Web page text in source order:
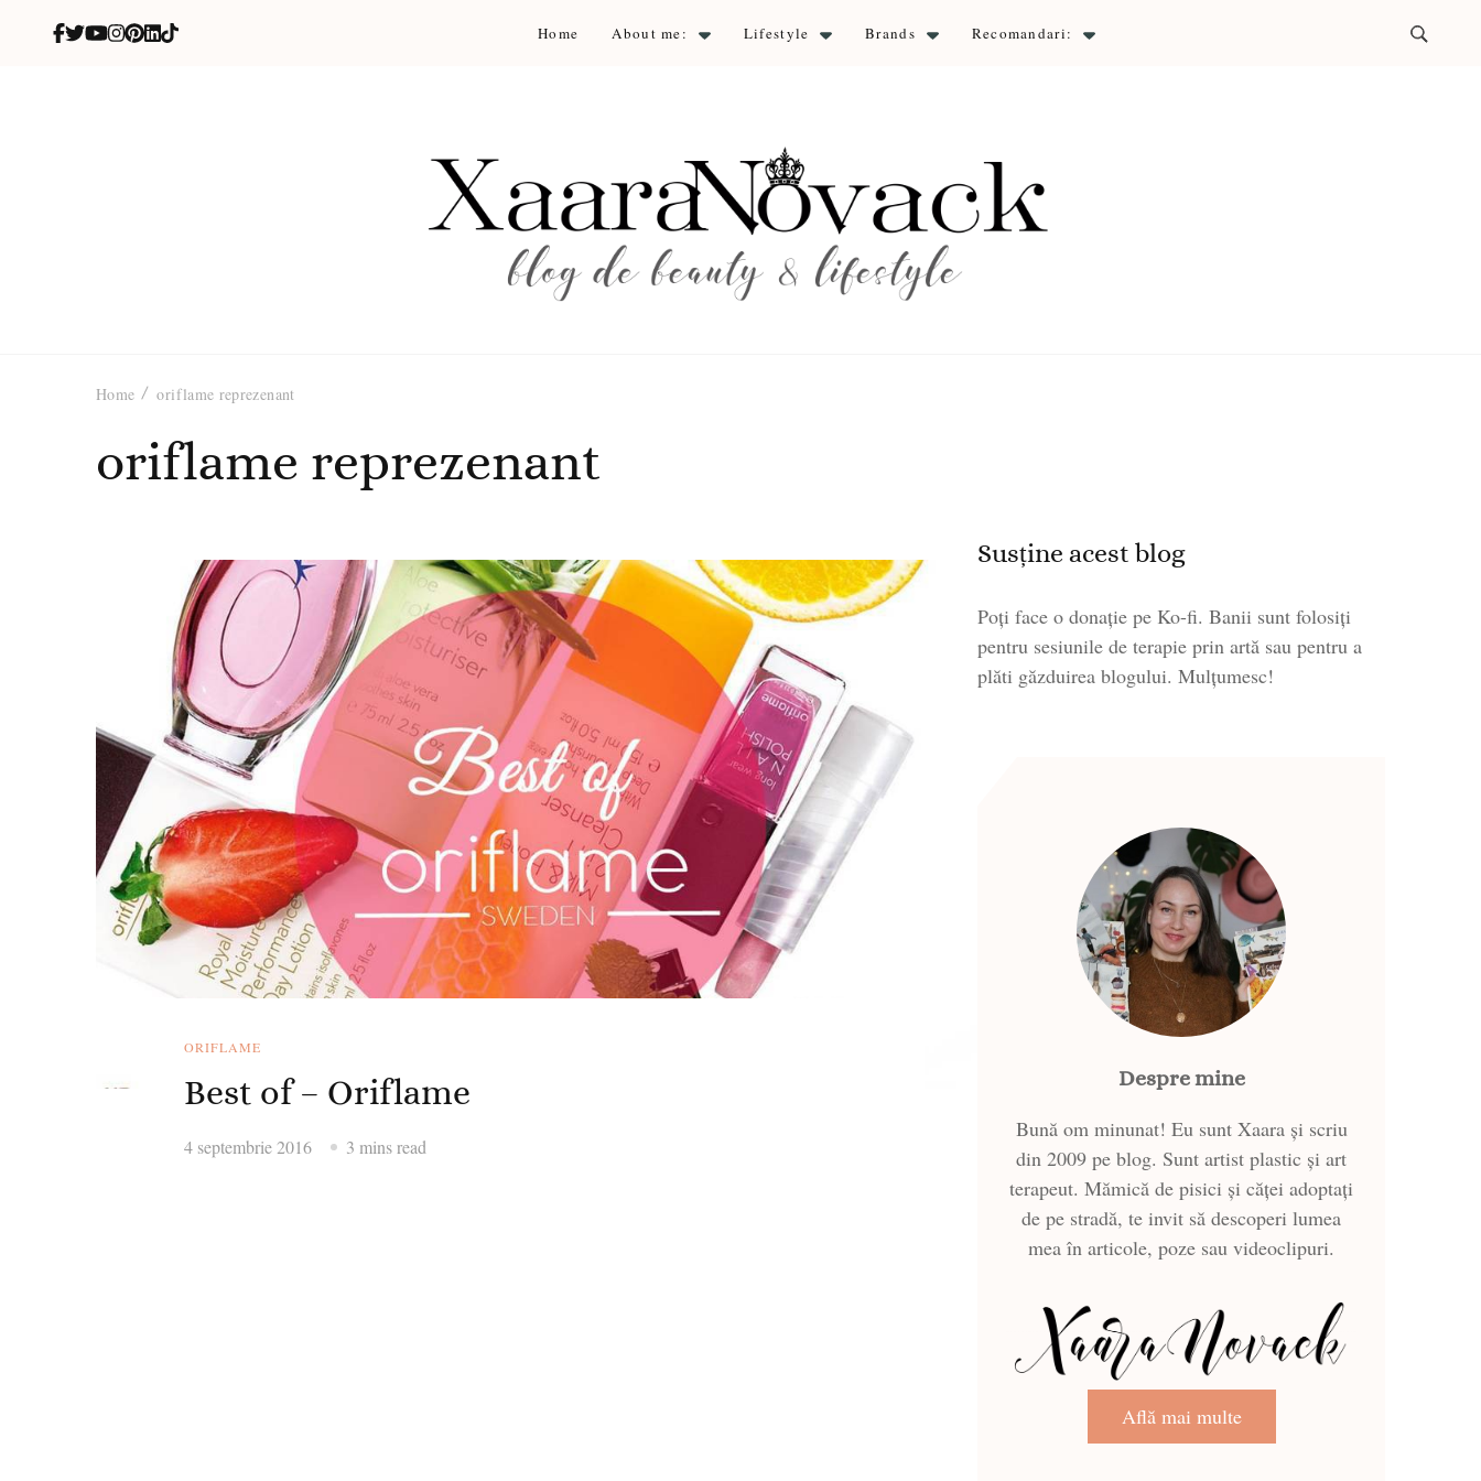
Home About me: Lifestyle Brands Recomandari:
Home oriflame reprezenant
oriflame reprezenant
ORIFLAME
Best of – Oriflame
4 septembrie 2016 3 mins read
Susține acest blog
Poți face o donație pe Ko-fi. Banii sunt folosiți
pentru sesiunile de terapie prin artă sau pentru a
plăti găzduirea blogului. Mulțumesc!
Despre mine
Bună om minunat! Eu sunt Xaara și scriu
din 2009 pe blog. Sunt artist plastic și art
terapeut. Mămică de pisici și căței adoptați
de pe stradă, te invit să descoperi lumea
mea în articole, poze sau videoclipuri.
Află mai multe